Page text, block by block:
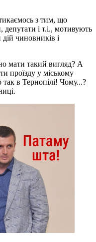
з тим, що
і т.і., мотивують
чиновників і
мати такий вигляд? А
проїзду у міському
так в Тернопілі! Чому...?